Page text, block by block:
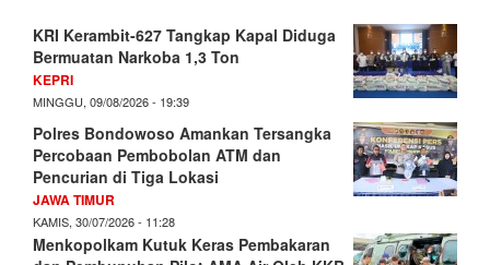
KRI Kerambit-627 Tangkap Kapal Diduga
Bermuatan Narkoba 1,3 Ton
KEPRI
MINGGU, 09/08/2026 - 19:39
Polres Bondowoso Amankan Tersangka
Percobaan Pembobolan ATM dan
Pencurian di Tiga Lokasi
JAWA TIMUR
KAMIS, 30/07/2026 - 11:28
Menkopolkam Kutuk Keras Pembakaran